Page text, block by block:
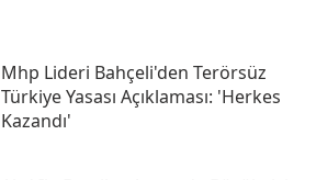
Mhp Lideri Bahçeli'den Terörsüz
Türkiye Yasası Açıklaması: 'herkes
Kazandı'